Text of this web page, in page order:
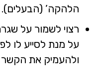
הלהקה’ (הבעלים).
רצוי לשמור על
על מנת לסייע לו
ולהעמיק את הקשר